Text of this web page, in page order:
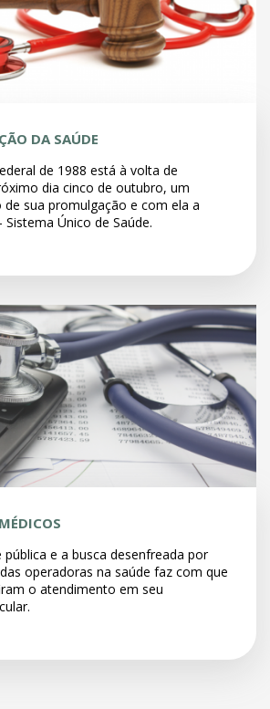
DA SAÚDE
de 1988 está à volta de
dia cinco de outubro, um
sua promulgação e com ela a
Sistema Único de Saúde.
pública e a busca desenfreada por
operadoras na saúde faz com que
o atendimento em seu